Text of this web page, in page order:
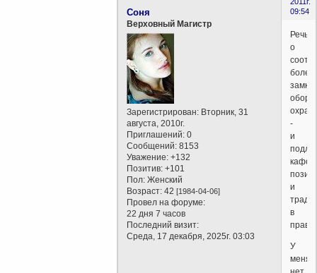
09:54
Соня
Верховный Магистр
Зарегистрирован: Вторник, 31
августа, 2010г.
Приглашений: 0
Сообщений: 8153
Уважение: +132
Позитив: +101
Пол: Женский
Возраст: 42[1984-04-06]
Провел на форуме:
22 дня 7 часов
Последний визит:
Среда, 17 декабря, 2025г. 03:03
Речь
о
более
-
и
и
в
У
меня